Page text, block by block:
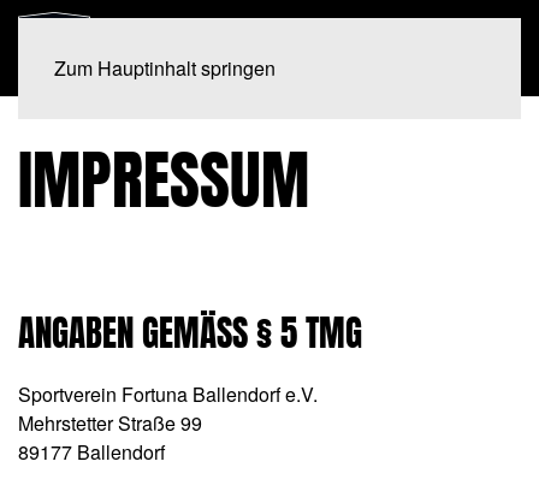
Zum Hauptinhalt springen
IMPRESSUM
ANGABEN GEMÄSS § 5 TMG
Sportverein Fortuna Ballendorf e.V.
Mehrstetter Straße 99
89177 Ballendorf